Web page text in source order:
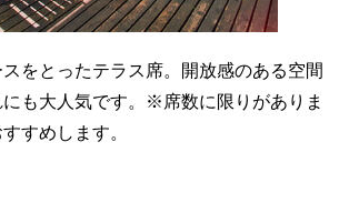
をとったテラス席。開放感のある空間
も大人気です。※席数に限りがありま
すめします。